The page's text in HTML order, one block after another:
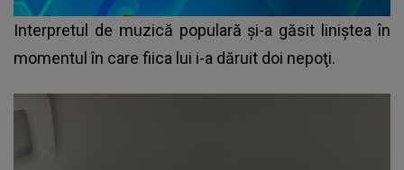
Interpretul de muzică populară şi-a găsit liniştea în
momentul în care fiica lui i-a dăruit doi nepoţi.